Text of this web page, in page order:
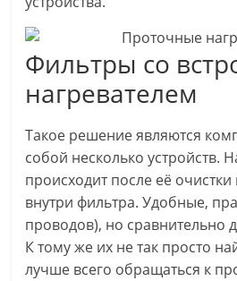
Фильтры со
нагревателем
Такое решение являются
собой несколько устройств.
происходит после её
внутри фильтра. Удобные,
проводов), но сравнительно
К тому же их не так просто
лучше всего обращаться к